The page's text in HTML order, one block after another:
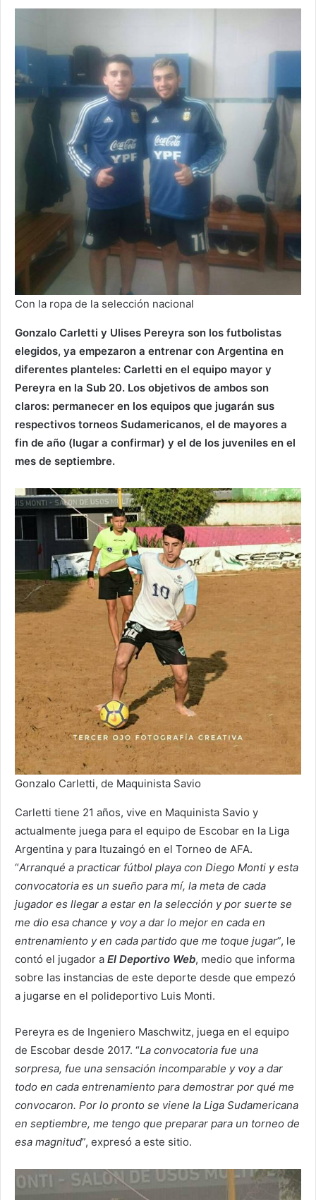
Con la ropa de la selección nacional
Gonzalo Carletti y Ulises Pereyra son los futbolistas
elegidos, ya empezaron a entrenar con Argentina en
diferentes planteles: Carletti en el equipo mayor y
Pereyra en la Sub 20. Los objetivos de ambos son
claros: permanecer en los equipos que jugarán sus
respectivos torneos Sudamericanos, el de mayores a
fin de año (lugar a confirmar) y el de los juveniles en el
mes de septiembre.
Gonzalo Carletti, de Maquinista Savio
Carletti tiene 21 años, vive en Maquinista Savio y
actualmente juega para el equipo de Escobar en la Liga
Argentina y para Ituzaingó en el Torneo de AFA.
“Arranqué a practicar fútbol playa con Diego Monti y esta
convocatoria es un sueño para mí, la meta de cada
jugador es llegar a estar en la selección y por suerte se
me dio esa chance y voy a dar lo mejor en cada en
entrenamiento y en cada partido que me toque jugar”, le
contó el jugador a El Deportivo Web, medio que informa
sobre las instancias de este deporte desde que empezó
a jugarse en el polideportivo Luis Monti.
Pereyra es de Ingeniero Maschwitz, juega en el equipo
de Escobar desde 2017. “La convocatoria fue una
sorpresa, fue una sensación incomparable y voy a dar
todo en cada entrenamiento para demostrar por qué me
convocaron. Por lo pronto se viene la Liga Sudamericana
en septiembre, me tengo que preparar para un torneo de
esa magnitud”, expresó a este sitio.